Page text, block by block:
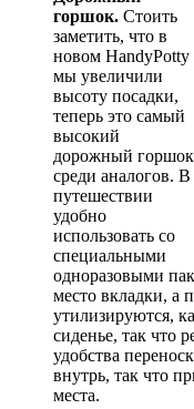
горшок. Стоить
заметить, что в
новом HandyPotty
мы увеличили
высоту посадки,
теперь это самый
высокий
дорожный горшок
среди аналогов. В
путешествии
удобно
использовать со
специальными
одноразовыми
место вкладки, а
утилизируются,
сиденье, так что
удобства
внутрь, так что
места.